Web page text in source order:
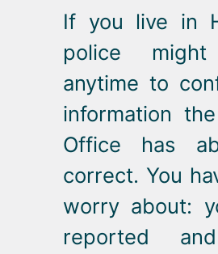
If you live in
police
anytime to
information
Office has
correct. You
worry about:
reported